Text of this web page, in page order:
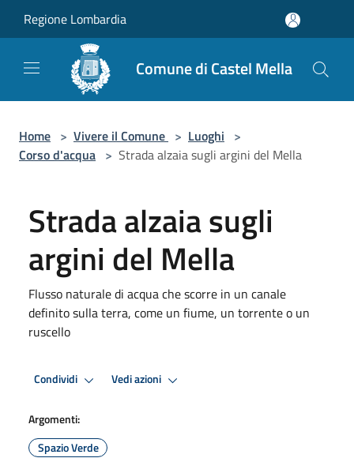
Regione Lombardia
Comune di Castel Mella
Home > Vivere il Comune > Luoghi >
Corso d'acqua > Strada alzaia sugli argini del Mella
Strada alzaia sugli
argini del Mella
Flusso naturale di acqua che scorre in un canale
definito sulla terra, come un fiume, un torrente o un
ruscello
Condividi Vedi azioni
Argomenti:
Spazio Verde